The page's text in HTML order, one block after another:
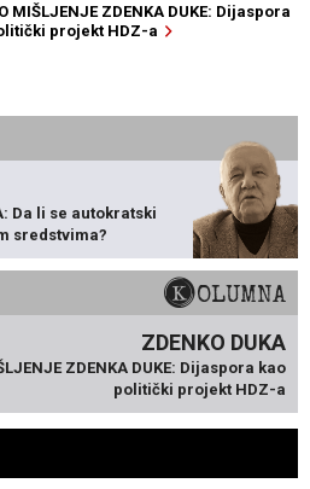
MIŠLJENJE ZDENKA DUKE: Dijaspora
projekt HDZ-a
Da li se autokratski
sredstvima?
KOLUMNA
ZDENKO DUKA
ZDENKA DUKE: Dijaspora kao
politički projekt HDZ-a